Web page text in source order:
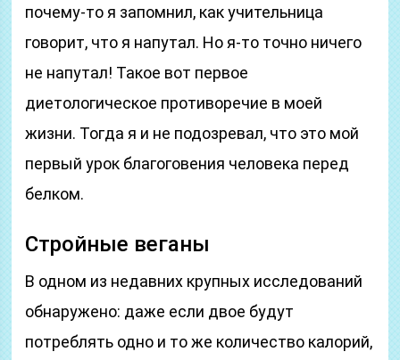
почему-то я запомнил, как учительница
говорит, что я напутал. Но я-то точно ничего
не напутал! Такое вот первое
диетологическое противоречие в моей
жизни. Тогда я и не подозревал, что это мой
первый урок благоговения человека перед
белком.
Стройные веганы
В одном из недавних крупных исследований
обнаружено: даже если двое будут
потреблять одно и то же количество калорий,